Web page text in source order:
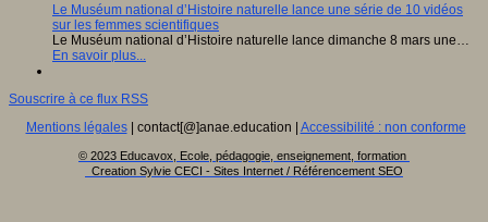
Le Muséum national d’Histoire naturelle lance une série de 10 vidéos
sur les femmes scientifiques
Le Muséum national d’Histoire naturelle lance dimanche 8 mars une…
En savoir plus...
Souscrire à ce flux RSS
Mentions légales| contact[@]anae.education | Accessibilité : non conforme
© 2023 Educavox, Ecole, pédagogie, enseignement, formation
Creation Sylvie CECI - Sites Internet / Référencement SEO